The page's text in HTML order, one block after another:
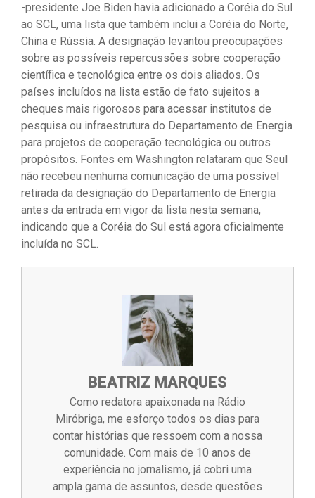
-presidente Joe Biden havia adicionado a Coréia do Sul
ao SCL, uma lista que também inclui a Coréia do Norte,
China e Rússia. A designação levantou preocupações
sobre as possíveis repercussões sobre cooperação
científica e tecnológica entre os dois aliados. Os
países incluídos na lista estão de fato sujeitos a
cheques mais rigorosos para acessar institutos de
pesquisa ou infraestrutura do Departamento de Energia
para projetos de cooperação tecnológica ou outros
propósitos. Fontes em Washington relataram que Seul
não recebeu nenhuma comunicação de uma possível
retirada da designação do Departamento de Energia
antes da entrada em vigor da lista nesta semana,
indicando que a Coréia do Sul está agora oficialmente
incluída no SCL.
BEATRIZ MARQUES
Como redatora apaixonada na Rádio
Miróbriga, me esforço todos os dias para
contar histórias que ressoem com a nossa
comunidade. Com mais de 10 anos de
experiência no jornalismo, já cobri uma
ampla gama de assuntos, desde questões